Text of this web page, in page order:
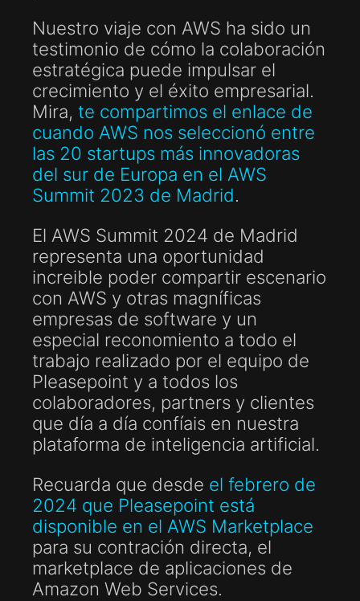
Nuestro viaje con AWS ha sido un
testimonio de cómo la colaboración
estratégica puede impulsar el
crecimiento y el éxito empresarial.
Mira, te compartimos el enlace de
cuando AWS nos seleccionó entre
las 20 startups más innovadoras
del sur de Europa en el AWS
Summit 2023 de Madrid.
El AWS Summit 2024 de Madrid
representa una oportunidad
increible poder compartir escenario
con AWS y otras magníficas
empresas de software y un
especial reconomiento a todo el
trabajo realizado por el equipo de
Pleasepoint y a todos los
colaboradores, partners y clientes
que día a día confíais en nuestra
plataforma de inteligencia artificial.
Recuarda que desde el febrero de
2024 que Pleasepoint está
disponible en el AWS Marketplace
para su contración directa, el
marketplace de aplicaciones de
Amazon Web Services.